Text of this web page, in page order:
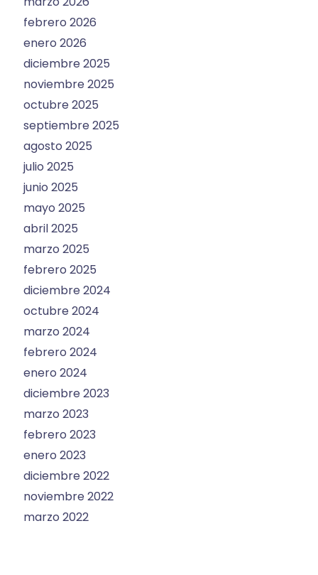
febrero 2026
enero 2026
diciembre 2025
noviembre 2025
octubre 2025
septiembre 2025
agosto 2025
julio 2025
junio 2025
mayo 2025
abril 2025
marzo 2025
febrero 2025
diciembre 2024
octubre 2024
marzo 2024
febrero 2024
enero 2024
diciembre 2023
marzo 2023
febrero 2023
enero 2023
diciembre 2022
noviembre 2022
marzo 2022